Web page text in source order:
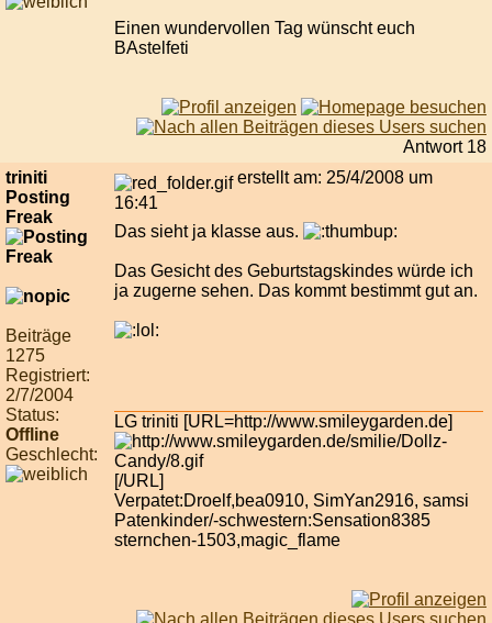
Einen wundervollen Tag wünscht euch
BAstelfeti
Antwort 18
triniti
Posting
Freak
Beiträge
1275
Registriert:
2/7/2004
Status:
Offline
Geschlecht:
erstellt am: 25/4/2008 um
16:41
Das sieht ja klasse aus.
Das Gesicht des Geburtstagskindes würde ich
ja zugerne sehen. Das kommt bestimmt gut an.
LG triniti [URL=http://www.smileygarden.de]
[/URL]
Verpatet:Droelf,bea0910, SimYan2916, samsi
Patenkinder/-schwestern:Sensation8385
sternchen-1503,magic_flame